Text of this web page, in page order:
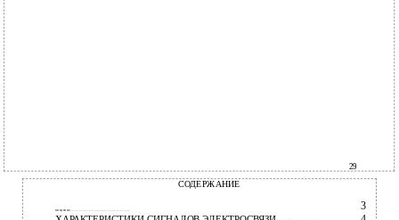
29
СОДЕРЖАНИЕ
ВВЕДЕНИЕ ...................................................................................... 3